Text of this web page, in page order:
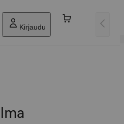
Kirjaudu